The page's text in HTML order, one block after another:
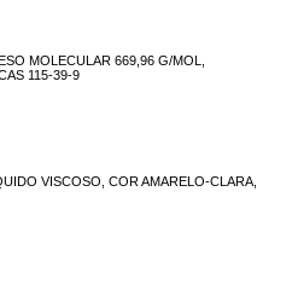
MOLECULAR 669,96 G/MOL,
115-39-9
VISCOSO, COR AMARELO-CLARA,